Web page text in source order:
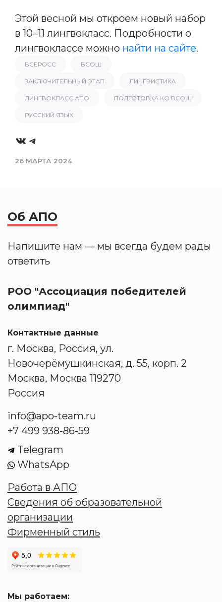
Этой весной мы откроем новый набор
в 10–11 лингвокласс. Подробности о
лингвоклассе можно найти на сайте.
ВСЕРОСС ВСОШ
ЗАКЛЮЧИТЕЛЬНЫЙ ЭТАП ЛИНГВИСТИКА
ЛИНГВОКЛАСС АПО ПОДГОТОВКА КО ВСОШ
РУССКИЙ ЯЗЫК
VKTelegram
26 МАРТА 2024
Об АПО
Напишите нам — мы всегда будем рады
ответить
РОО "Ассоциация победителей
олимпиад"
Контактные данные
г. Москва, Россия, ул.
Новочерёмушкинская, д. 55, корп. 2
Москва, Москва 119270
Россия
info@apo-team.ru
+7 499 938-86-59
Telegram
WhatsApp
Работа в АПО
Сведения об образовательной
организации
Фирменный стиль
Мы работаем: